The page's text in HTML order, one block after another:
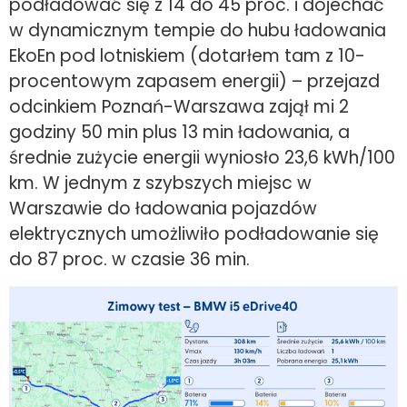
podładować się z 14 do 45 proc. i dojechać
w dynamicznym tempie do hubu ładowania
EkoEn pod lotniskiem (dotarłem tam z 10-
procentowym zapasem energii) – przejazd
odcinkiem Poznań-Warszawa zajął mi 2
godziny 50 min plus 13 min ładowania, a
średnie zużycie energii wyniosło 23,6 kWh/100
km. W jednym z szybszych miejsc w
Warszawie do ładowania pojazdów
elektrycznych umożliwiło podładowanie się
do 87 proc. w czasie 36 min.